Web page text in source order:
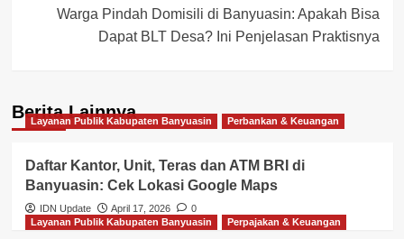
Warga Pindah Domisili di Banyuasin: Apakah Bisa
Dapat BLT Desa? Ini Penjelasan Praktisnya
Berita Lainnya
Layanan Publik Kabupaten Banyuasin Perbankan & Keuangan
Daftar Kantor, Unit, Teras dan ATM BRI di
Banyuasin: Cek Lokasi Google Maps
IDN Update April 17, 2026
0
Layanan Publik Kabupaten Banyuasin
Perpajakan & Keuangan